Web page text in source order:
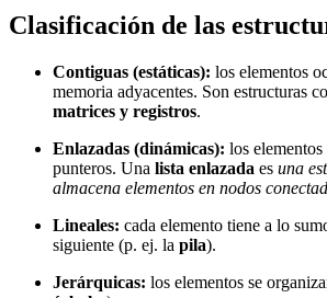
Clasificación de las
Contiguas (estáticas): los elementos
memoria adyacentes. Son estructuras
matrices y registros.
Enlazadas (dinámicas): los
punteros. Una lista enlazada es una
almacena elementos en nodos
Lineales: cada elemento tiene a lo
siguiente (p. ej. la pila).
Jerárquicas: los elementos se